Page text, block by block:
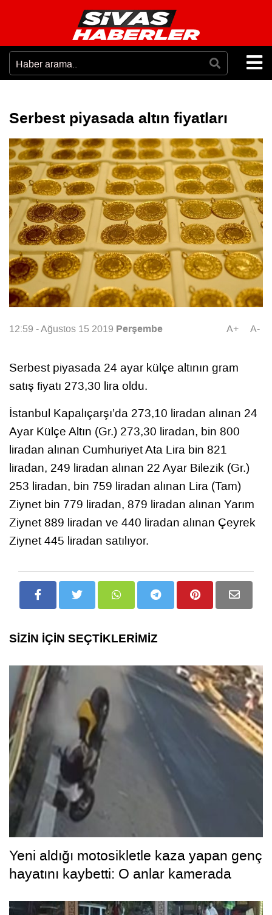
Serbest piyasada altın fiyatları
12:59 - Ağustos 15 2019 Perşembe A+ A-
Serbest piyasada 24 ayar külçe altının gram
satış fiyatı 273,30 lira oldu.
İstanbul Kapalıçarşı’da 273,10 liradan alınan 24
Ayar Külçe Altın (Gr.) 273,30 liradan, bin 800
liradan alınan Cumhuriyet Ata Lira bin 821
liradan, 249 liradan alınan 22 Ayar Bilezik (Gr.)
253 liradan, bin 759 liradan alınan Lira (Tam)
Ziynet bin 779 liradan, 879 liradan alınan Yarım
Ziynet 889 liradan ve 440 liradan alınan Çeyrek
Ziynet 445 liradan satılıyor.
SİZİN İÇİN SEÇTİKLERİMİZ
Yeni aldığı motosikletle kaza yapan genç
hayatını kaybetti: O anlar kamerada